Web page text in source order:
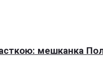
мешканка